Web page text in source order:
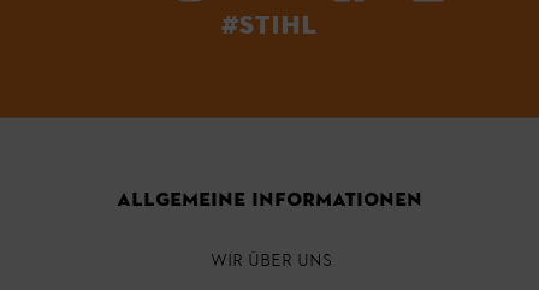
#STIHL
ALLGEMEINE INFORMATIONEN
WIR ÜBER UNS